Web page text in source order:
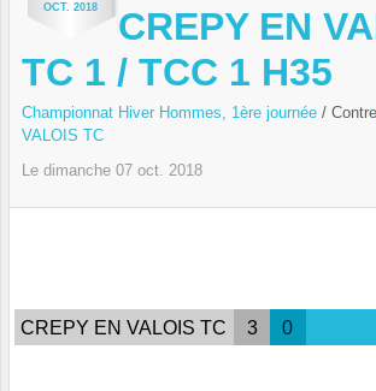
OCT. 2018
CREPY EN
TC 1 / TCC 1 H35
Championnat Hiver Hommes, 1ère journée / Contre
VALOIS TC
Le dimanche 07 oct. 2018
CREPY EN VALOIS TC 3 0